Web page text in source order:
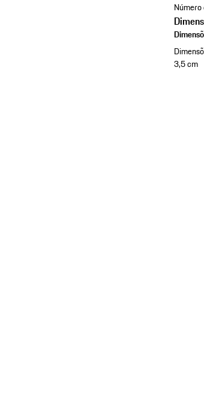
3,5 cm